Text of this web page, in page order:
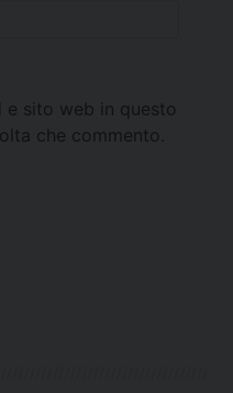
e sito web in questo
che commento.